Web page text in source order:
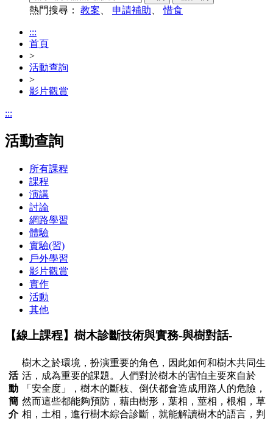
熱門搜尋： 教案 申請補助 、惜食
:::
首頁
>
活動查詢
>
影片觀賞
:::
活動查詢
所有課程
課程
演講
討論
網路學習
體驗
實驗(習)
戶外學習
影片觀賞
實作
活動
其他
【線上課程】樹木診斷技術與實務-與樹對話-
活
動
簡
介
樹木之於環境，扮演重要的角色，因此如何和樹木共同生
活，成為重要的課題。人們對於樹木的害怕主要來自於
「安全度」，樹木的斷枝、倒伏都會造成用路人的危險，
然而這些都能夠預防，藉由樹形，葉相，莖相，根相，草
相，土相，進行樹木綜合診斷，就能解讀樹木的語言，判